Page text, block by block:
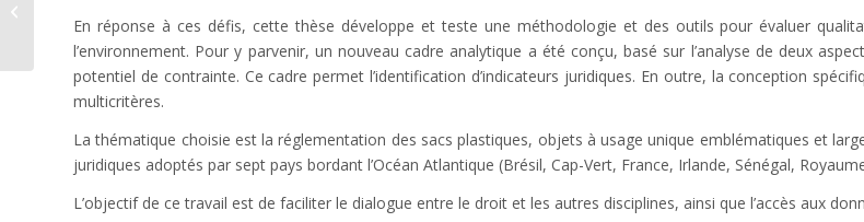
En réponse à ces défis, cette thèse développe et teste une méthodologie et des outils pour évaluer
l’environnement. Pour y parvenir, un nouveau cadre analytique a été conçu, basé sur l’analyse de deux
potentiel de contrainte. Ce cadre permet l’identification d’indicateurs juridiques. En outre, la conception
multicritères.
La thématique choisie est la réglementation des sacs plastiques, objets à usage unique emblématiques et
juridiques adoptés par sept pays bordant l’Océan Atlantique (Brésil, Cap-Vert, France, Irlande, Sénégal,
L’objectif de ce travail est de faciliter le dialogue entre le droit et les autres disciplines, ainsi que l’accès aux